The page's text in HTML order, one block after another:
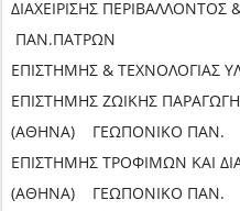
ΔΙΑΧΕΙΡΙΣΗΣ
ΠΑΝ.ΠΑΤΡΩΝ
ΕΠΙΣΤΗΜΗΣ & ΤΕΧΝΟΛΟΓΙΑΣ
ΕΠΙΣΤΗΜΗΣ ΖΩΙΚΗΣ
(ΑΘΗΝΑ) ΓΕΩΠΟΝΙΚΟ ΠΑΝ.
ΕΠΙΣΤΗΜΗΣ ΤΡΟΦΙΜΩΝ ΚΑΙ
(ΑΘΗΝΑ) ΓΕΩΠΟΝΙΚΟ ΠΑΝ.